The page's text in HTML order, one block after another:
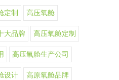
定制 高压氧舱
大品牌 高压氧舱定制
高压氧舱生产公司
设计 高原氧舱品牌